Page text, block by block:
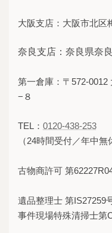
大阪支店：大阪市北
奈良支店：奈良県奈
第一倉庫：〒572-0012
−８
TEL： 0120-438-253
（24時間受付／年中無
古物商許可 第
遺品整理士 第IS27259
事件現場特殊清掃士第